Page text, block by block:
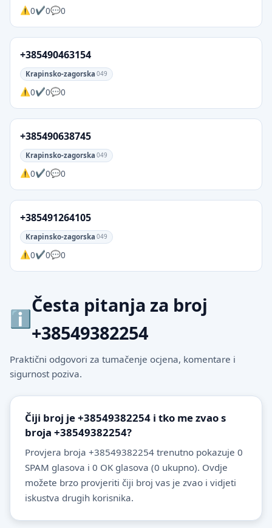
0 0 0
+385490463154
Krapinsko-zagorska 049
0 0 0
+385490638745
Krapinsko-zagorska 049
0 0 0
+385491264105
Krapinsko-zagorska 049
0 0 0
Česta pitanja za broj
+38549382254
Praktični odgovori za tumačenje ocjena, komentare i
sigurnost poziva.
Čiji broj je +38549382254 i tko me zvao s
broja +38549382254?
Provjera broja +38549382254 trenutno pokazuje 0
SPAM glasova i 0 OK glasova (0 ukupno). Ovdje
možete brzo provjeriti čiji broj vas je zvao i vidjeti
iskustva drugih korisnika.